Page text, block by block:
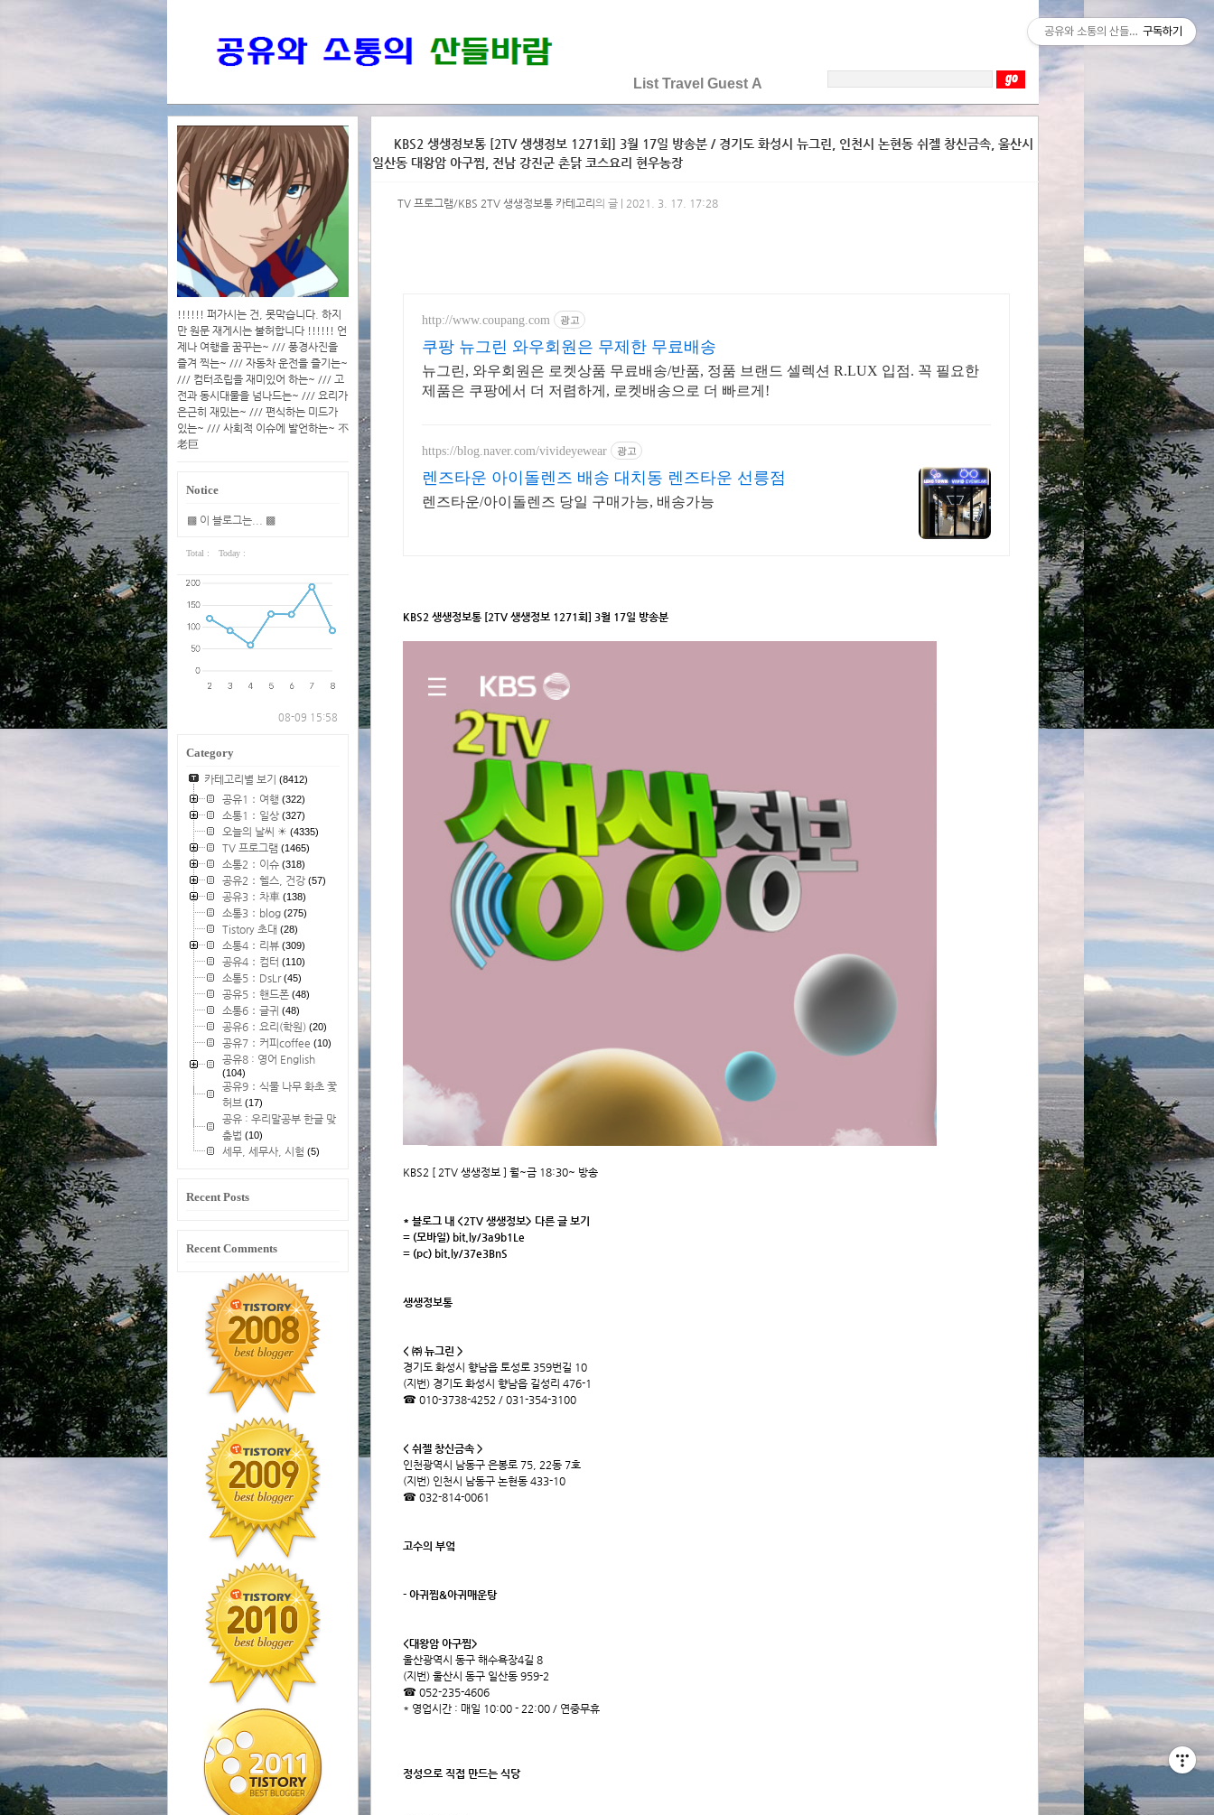
List Travel Guest A
!!!!!! 퍼가시는 건, 못막습니다. 하지
만 원문 재게시는 불허합니다 !!!!!! 언
제나 여행을 꿈꾸는~ /// 풍경사진을
즐겨 찍는~ /// 자동차 운전을 즐기는~
/// 컴터조립을 재미있어 하는~ /// 고
전과 동시대물을 넘나드는~ /// 요리가
은근히 재밌는~ /// 편식하는 미드가
있는~ /// 사회적 이슈에 발언하는~ 不
老巨
Notice
▩ 이 블로그는... ▩
Total : Today :
08-09 15:58
Category
카테고리별 보기 (8412)
공유1：여행 (322)
소통1：일상(327)
오늘의 날씨 ☀ (4335)
TV 프로그램 (1465)
소통2：이슈(318)
공유2：헬스, 건강(57)
공유3：차車(138)
소통3：blog(275)
Tistory 초대 (28)
소통4：리뷰(309)
공유4：컴터 (110)
소통5：DsLr(45)
공유5：핸드폰(48)
소통6：글귀 (48)
공유6：요리(학원)(20)
공유7：커피coffee (10)
공유8 : 영어 English
(104)
공유9：식물 나무 화초 꽃
허브 (17)
공유 : 우리말공부 한글 맞
춤법 (10)
세무, 세무사, 시험 (5)
Recent Posts
Recent Comments
KBS2 생생정보통 [2TV 생생정보 1271회] 3월 17일 방송분 / 경기도 화성시 뉴그린, 인천시 논현동 쉬젤 창신금속, 울산시
일산동 대왕암 아구찜, 전남 강진군 촌닭 코스요리 현우농장
TV 프로그램/KBS 2TV 생생정보통 카테고리 의 글 | 2021. 3. 17. 17:28
http://www.coupang.com 광고
쿠팡 뉴그린 와우회원은 무제한 무료배송
뉴그린, 와우회원은 로켓상품 무료배송/반품, 정품 브랜드 셀렉션 R.LUX 입점. 꼭 필요한
제품은 쿠팡에서 더 저렴하게, 로켓배송으로 더 빠르게!
https://blog.naver.com/vivideyewear 광고
렌즈타운 아이돌렌즈 배송 대치동 렌즈타운 선릉점
렌즈타운/아이돌렌즈 당일 구매가능, 배송가능
KBS2 생생정보통 [2TV 생생정보 1271회] 3월 17일 방송분
KBS2 [ 2TV 생생정보 ] 월~금 18:30~ 방송
* 블로그 내 <2TV 생생정보> 다른 글 보기
= (모바일) bit.ly/3a9b1Le
= (pc) bit.ly/37e3BnS
생생정보통
< ㈜ 뉴그린 >
경기도 화성시 향남읍 토성로 359번길 10
(지번) 경기도 화성시 향남읍 길성리 476-1
☎ 010-3738-4252 / 031-354-3100
< 쉬젤 창신금속 >
인천광역시 남동구 은봉로 75, 22동 7호
(지번) 인천시 남동구 논현동 433-10
☎ 032-814-0061
고수의 부엌
- 아귀찜&아귀매운탕
<대왕암 아구찜>
울산광역시 동구 해수욕장4길 8
(지번) 울산시 동구 일산동 959-2
☎ 052-235-4606
* 영업시간 : 매일 10:00 - 22:00 / 연중무휴
정성으로 직접 만드는 식당
공유와 소통의 산들바람구독하기